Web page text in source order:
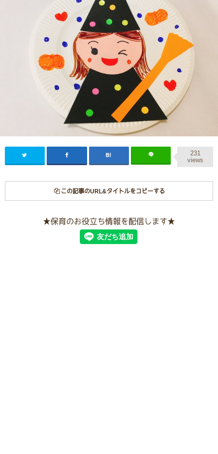
231
views
この記事のURL&タイトルをコピーする
★保育のお役立ち情報を配信します★